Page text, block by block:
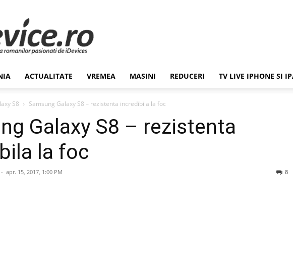
Stiri
de
Ultima
Ora
Romania,
Economie,
–
iDevice.ro
ACTUALITATE VREMEA MASINI REDUCERI TV LIVE IPHONE SI
S8 Samsung Galaxy S8 – rezistenta incredibila la foc
Galaxy S8 – rezistenta
la foc
- apr. 15, 2017, 1:00 PM 8